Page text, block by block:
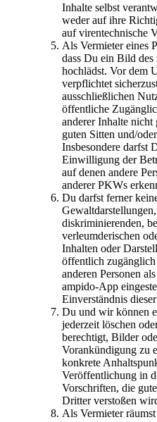
Inhalte selbst
weder auf ihre
auf virentechnische
Als Vermieter eines
dass Du ein Bild des
hochlädst. Vor dem
verpflichtet
ausschließlichen
öffentliche
anderer Inhalte nicht
guten Sitten und/
Insbesondere darfst
Einwilligung der
auf denen andere
anderer PKWs
Du darfst ferner
diskriminierenden,
verleumderischen
Inhalten oder
öffentlich
anderen Personen
ampido-App
Einverständnis
Du und wir können
jederzeit löschen
berechtigt, Bilder
Vorankündigung zu
konkrete
Veröffentlichung in
Vorschriften, die
Dritter verstoßen
Als Vermieter